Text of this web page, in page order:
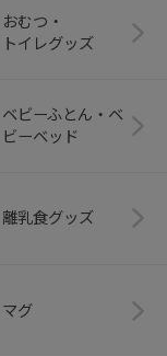
おむつ・
トイレグッズ
ベビーふとん・ベ
ビーベッド
離乳食グッズ
マグ